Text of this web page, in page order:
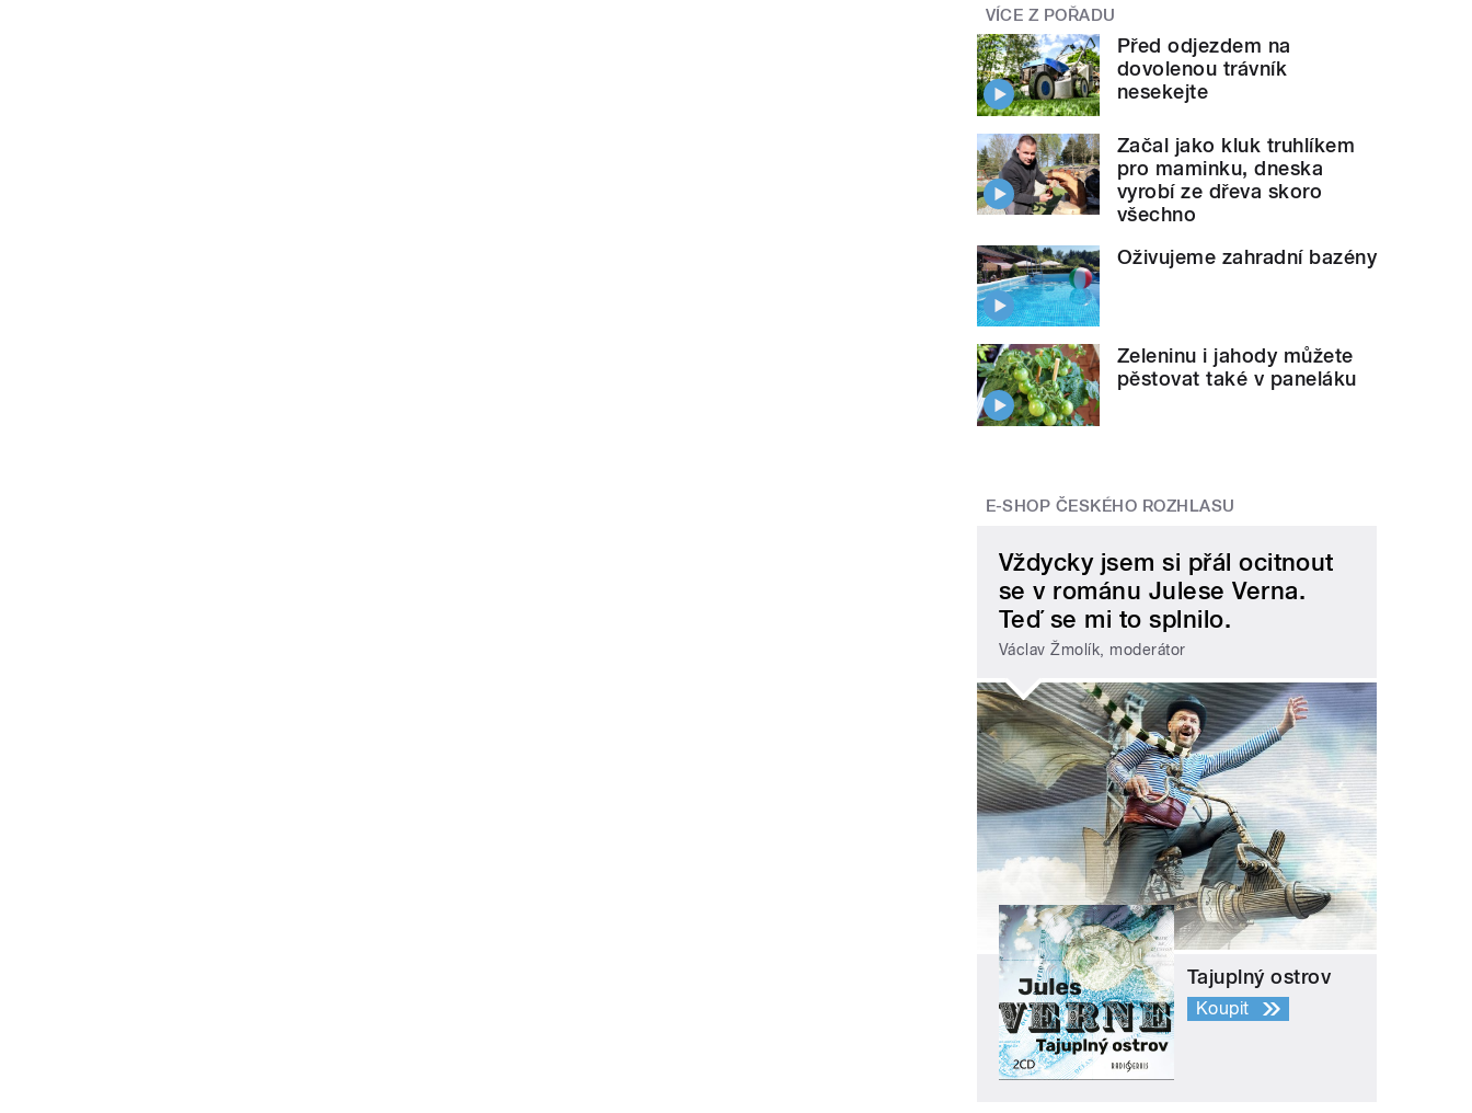
VÍCE Z POŘADU
Před odjezdem na
dovolenou trávník
nesekejte
Začal jako kluk truhlíkem
pro maminku, dneska
vyrobí ze dřeva skoro
všechno
Oživujeme zahradní bazény
Zeleninu i jahody můžete
pěstovat také v paneláku
E-SHOP ČESKÉHO ROZHLASU
Vždycky jsem si přál ocitnout
se v románu Julese Verna.
Teď se mi to splnilo.
Václav Žmolík, moderátor
Tajuplný ostrov
Koupit